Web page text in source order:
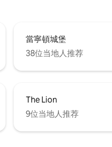
當寧頓城堡
38位当地人推荐
The Lion
9位当地人推荐